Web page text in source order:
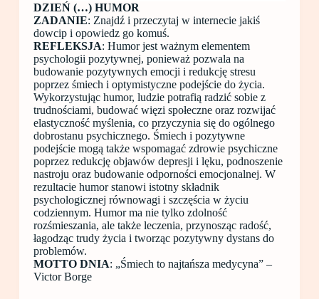
DZIEŃ (…) HUMOR
ZADANIE: Znajdź i przeczytaj w internecie jakiś
dowcip i opowiedz go komuś.
REFLEKSJA: Humor jest ważnym elementem
psychologii pozytywnej, ponieważ pozwala na
budowanie pozytywnych emocji i redukcję stresu
poprzez śmiech i optymistyczne podejście do życia.
Wykorzystując humor, ludzie potrafią radzić sobie z
trudnościami, budować więzi społeczne oraz rozwijać
elastyczność myślenia, co przyczynia się do ogólnego
dobrostanu psychicznego. Śmiech i pozytywne
podejście mogą także wspomagać zdrowie psychiczne
poprzez redukcję objawów depresji i lęku, podnoszenie
nastroju oraz budowanie odporności emocjonalnej. W
rezultacie humor stanowi istotny składnik
psychologicznej równowagi i szczęścia w życiu
codziennym. Humor ma nie tylko zdolność
rozśmieszania, ale także leczenia, przynosząc radość,
łagodząc trudy życia i tworząc pozytywny dystans do
problemów.
MOTTO DNIA: „Śmiech to najtańsza medycyna” –
Victor Borge